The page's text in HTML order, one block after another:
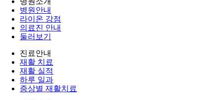
병원안내
라이온 강점
의료진 안내
둘러보기
진료안내
재활 치료
재활 실적
하루 일과
증상별 재활치료